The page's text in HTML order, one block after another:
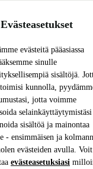
Evästeasetukset
evästeitä pääasiassa
sinulle
sisältöjä.
kunnolla,
jotta voimme
sisältöä ja mainontaa
- ensimmäisen ja
evästeiden avulla. Voit
evästeasetuksiasi
Apua
Matkapuhelimet ja
📱
Motorola-puhelimet